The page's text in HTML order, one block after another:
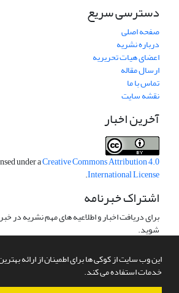
این وب سایت از کوکی ها برای اطمینان از ارائه
خدمات استفاده می کند.
دسترسی سریع
صفحه اصلی
درباره نشریه
اعضای هیات تحریریه
ارسال مقاله
تماس با ما
نقشه سایت
آخرین اخبار
under aCreative Commons Attribution 4.0
International License
.
اشتراک خبرنامه
برای دریافت اخبار و اطلاعیه های مهم نشریه در
شوید.